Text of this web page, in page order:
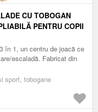
CU TOBOGAN
PENTRU COPII
ROMANIA
în 1, un centru de joacă ce
escaladă. Fabricat din
sport, tobogane